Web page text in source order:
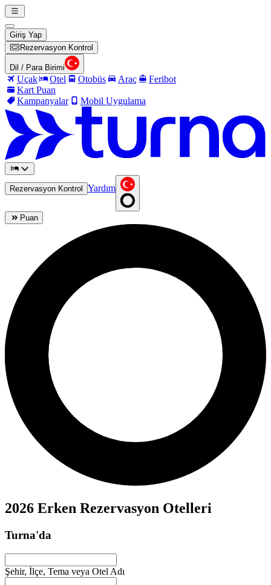
Giriş Yap
Rezervasyon Kontrol
Dil / Para Birimi
Uçak Otel Otobüs Araç
Feribot
Kart Puan
Kampanyalar
Mobil Uygulama
Rezervasyon Kontrol Yardım
Puan
2026 Erken Rezervasyon Otelleri
Turna'da
Şehir, İlçe, Tema veya Otel Adı